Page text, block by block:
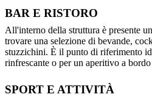
BAR E RISTORO
All'interno della struttura è presente
trovare una selezione di bevande,
stuzzichini. È il punto di riferimento
rinfrescante o per un aperitivo a
SPORT E ATTIVITÀ